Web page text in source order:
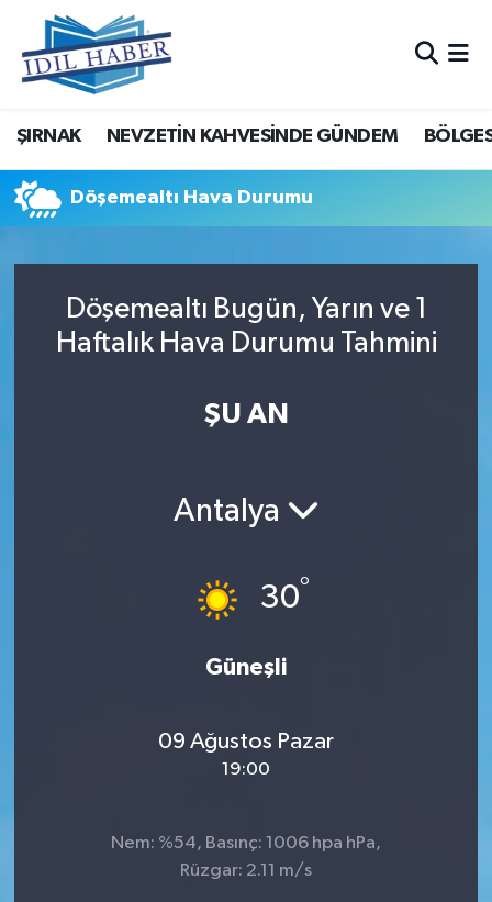
ŞIRNAK NEVZETİN KAHVESİNDE GÜNDEM
Döşemealtı Hava Durumu
Döşemealtı Bugün, Yarın ve 1
Haftalık Hava Durumu Tahmini
ŞU AN
Antalya
30°
Güneşli
09 Ağustos Pazar
19:00
Nem: %54, Basınç: 1006 hpa hPa,
Rüzgar: 2.11 m/s
Nöbetçi Eczaneler
Hava Durumu
Trafik Durumu
Tüm Manşetler